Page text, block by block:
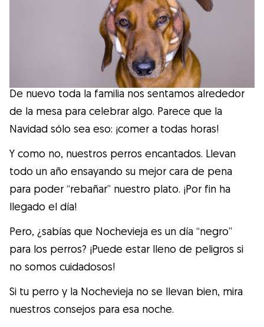
Educación Canina
Más contenido
Razas
Buscar cuidadores
¿Qué es Gudog?
Gudog es la forma más fácil de encontrar y
reservar con el cuidador de perros
perfecto. ¡Miles de cuidadores están
De nuevo toda la familia nos sentamos alrededor
de la mesa para celebrar algo. Parece que la
Navidad sólo sea eso: ¡comer a todas horas!
Y como no, nuestros perros encantados. Llevan
todo un año ensayando su mejor cara de pena
para poder “rebañar” nuestro plato. ¡Por fin ha
llegado el día!
Pero, ¿sabías que Nochevieja es un día “negro”
para los perros? ¡Puede estar lleno de peligros si
no somos cuidadosos!
Si tu perro y la Nochevieja no se llevan bien, mira
nuestros consejos para esa noche.